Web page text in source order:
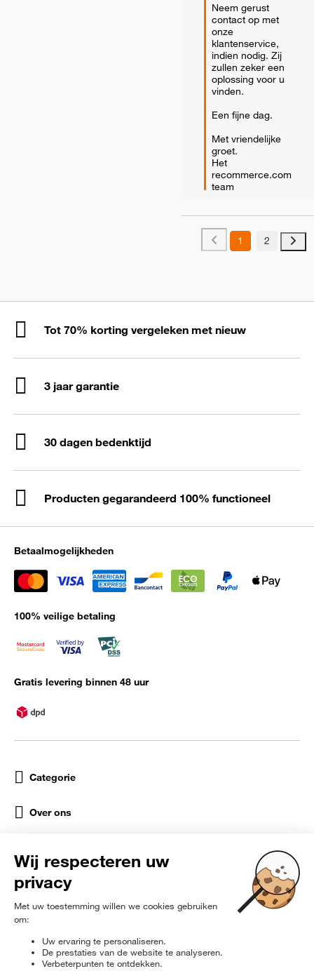
Neem gerust
contact op met
onze
klantenservice,
indien nodig. Zij
zullen zeker een
oplossing voor u
vinden.
Een fijne dag.
Met vriendelijke
groet.
Het
recommerce.com
team
1 2
Tot 70% korting vergeleken met nieuw
3 jaar garantie
30 dagen bedenktijd
Producten gegarandeerd 100% functioneel
Betaalmogelijkheden
100% veilige betaling
Gratis levering binnen 48 uur
Categorie
Over ons
Sociale netwerken